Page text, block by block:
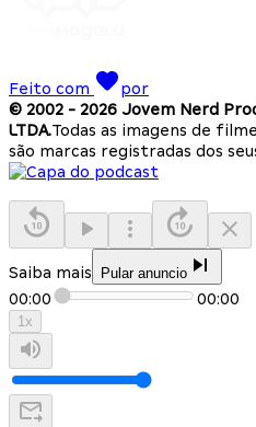
Feito com
por
© 2002 - 2026 Jovem Nerd
LTDA.Todas as imagens de
são marcas registradas dos
Saiba mais Pular anuncio
00:00 00:00
1x